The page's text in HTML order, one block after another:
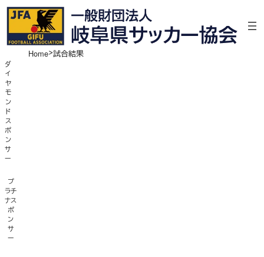
内
を
キ
ッ
プ
Home 試合結果
ダ
イ
ヤ
モ
ン
ド
ス
ポ
ン
サ
ー
プ
ラチ
ナス
ポ
ン
サ
ー